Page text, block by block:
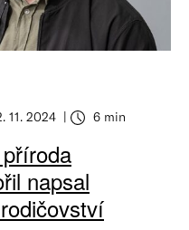
11. 2024 6 min
napsal